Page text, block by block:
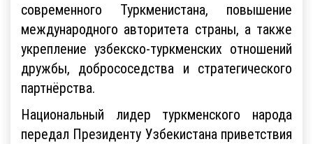
современного Туркменистана, повышение
международного авторитета страны, а также
укрепление узбекско-туркменских отношений
дружбы, добрососедства и стратегического
партнёрства.
Национальный лидер туркменского народа
передал Президенту Узбекистана приветствия